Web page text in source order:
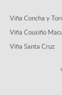
Viña Concha y
Viña Cousiño
Viña Santa Cruz